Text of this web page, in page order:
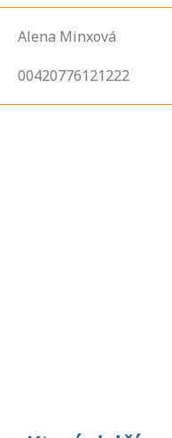
Alena Minxová
00420776121222